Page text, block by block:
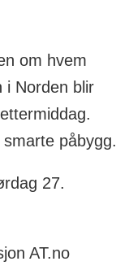
om hvem
i Norden blir
påbygg.
27.
AT.no